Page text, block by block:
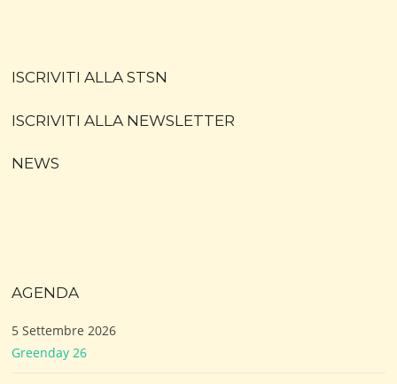
ISCRIVITI ALLA STSN
ISCRIVITI ALLA NEWSLETTER
NEWS
AGENDA
5 Settembre 2026
Greenday 26